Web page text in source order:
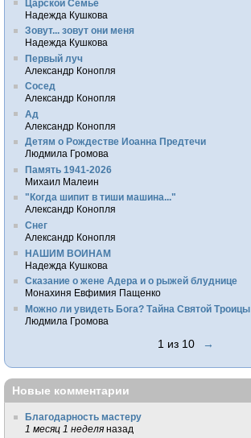
Царской Семье
Надежда Кушкова
Зовут... зовут они меня
Надежда Кушкова
Первый луч
Александр Конопля
Сосед
Александр Конопля
Ад
Александр Конопля
Детям о Рождестве Иоанна Предтечи
Людмила Громова
Память 1941-2026
Михаил Малеин
"Когда шипит в тиши машина..."
Александр Конопля
Снег
Александр Конопля
НАШИМ ВОИНАМ
Надежда Кушкова
Сказание о жене Адера и о рыжей блуднице
Монахиня Евфимия Пащенко
Можно ли увидеть Бога? Тайна Святой Троицы
Людмила Громова
1 из 10 →
Новые комментарии
Благодарность мастеру
1 месяц 1 неделя назад